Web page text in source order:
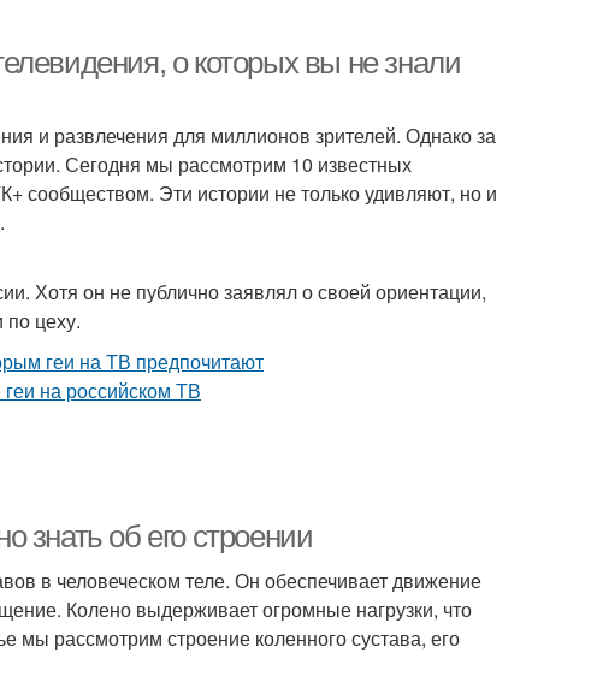
о которых вы не знали
и развлечения для миллионов зрителей. Однако за
Сегодня мы рассмотрим 10 известных
сообществом. Эти истории не только удивляют, но и
Хотя он не публично заявлял о своей ориентации,
по цеху.
знать об его строении
в человеческом теле. Он обеспечивает движение
Колено выдерживает огромные нагрузки, что
мы рассмотрим строение коленного сустава, его